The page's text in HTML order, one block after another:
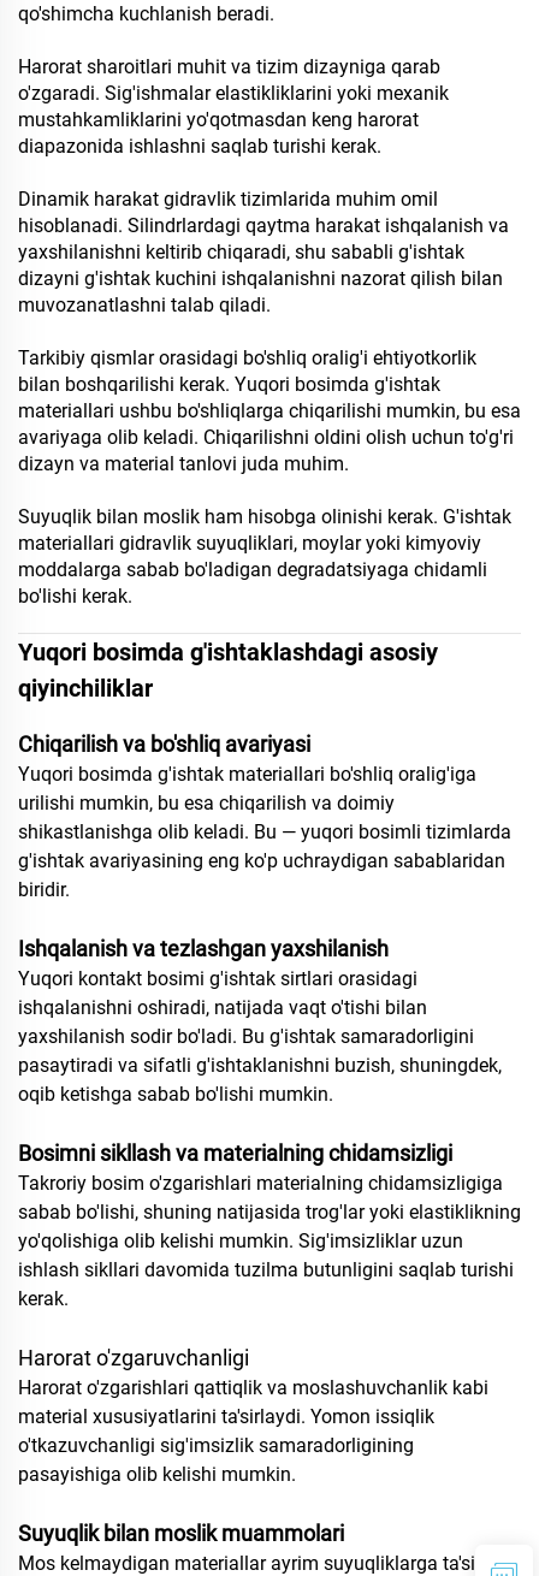
qo'shimcha kuchlanish beradi.
Harorat sharoitlari muhit va tizim dizayniga qarab
o'zgaradi. Sig'ishmalar elastikliklarini yoki mexanik
mustahkamliklarini yo'qotmasdan keng harorat
diapazonida ishlashni saqlab turishi kerak.
Dinamik harakat gidravlik tizimlarida muhim omil
hisoblanadi. Silindrlardagi qaytma harakat ishqalanish va
yaxshilanishni keltirib chiqaradi, shu sababli g'ishtak
dizayni g'ishtak kuchini ishqalanishni nazorat qilish bilan
muvozanatlashni talab qiladi.
Tarkibiy qismlar orasidagi bo'shliq oralig'i ehtiyotkorlik
bilan boshqarilishi kerak. Yuqori bosimda g'ishtak
materiallari ushbu bo'shliqlarga chiqarilishi mumkin, bu esa
avariyaga olib keladi. Chiqarilishni oldini olish uchun to'g'ri
dizayn va material tanlovi juda muhim.
Suyuqlik bilan moslik ham hisobga olinishi kerak. G'ishtak
materiallari gidravlik suyuqliklari, moylar yoki kimyoviy
moddalarga sabab bo'ladigan degradatsiyaga chidamli
bo'lishi kerak.
Yuqori bosimda g'ishtaklashdagi asosiy
qiyinchiliklar
Chiqarilish va bo'shliq avariyasi
Yuqori bosimda g'ishtak materiallari bo'shliq oralig'iga
urilishi mumkin, bu esa chiqarilish va doimiy
shikastlanishga olib keladi. Bu — yuqori bosimli tizimlarda
g'ishtak avariyasining eng ko'p uchraydigan sabablaridan
biridir.
Ishqalanish va tezlashgan yaxshilanish
Yuqori kontakt bosimi g'ishtak sirtlari orasidagi
ishqalanishni oshiradi, natijada vaqt o'tishi bilan
yaxshilanish sodir bo'ladi. Bu g'ishtak samaradorligini
pasaytiradi va sifatli g'ishtaklanishni buzish, shuningdek,
oqib ketishga sabab bo'lishi mumkin.
Bosimni sikllash va materialning chidamsizligi
Takroriy bosim o'zgarishlari materialning chidamsizligiga
sabab bo'lishi, shuning natijasida trog'lar yoki elastiklikning
yo'qolishiga olib kelishi mumkin. Sig'imsizliklar uzun
ishlash sikllari davomida tuzilma butunligini saqlab turishi
kerak.
Harorat o'zgaruvchanligi
Harorat o'zgarishlari qattiqlik va moslashuvchanlik kabi
material xususiyatlarini ta'sirlaydi. Yomon issiqlik
o'tkazuvchanligi sig'imsizlik samaradorligining
pasayishiga olib kelishi mumkin.
Suyuqlik bilan moslik muammolari
Mos kelmaydigan materiallar ayrim suyuqliklarga ta'sir